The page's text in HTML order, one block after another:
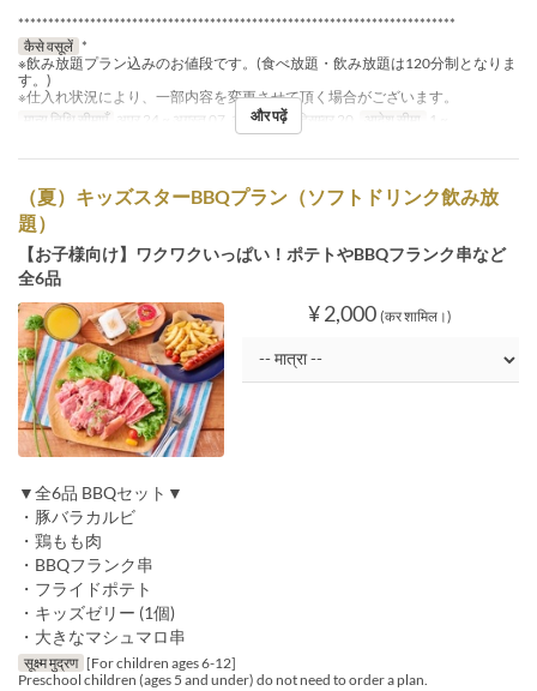
*************************************************************************
कैसे वसूलें *
※飲み放題プラン込みのお値段です。(食べ放題・飲み放題は120分制となりま
す。)
※仕入れ状況により、一部内容を変更させて頂く場合がございます。
मान्य तिथि सीमाएँ
अप्र 24 ~ अगस्त 07, अगस्त 17 ~ दिसम्बर 20 आदेश सीमा 1 ~
और पढ़ें
（夏）キッズスターBBQプラン（ソフトドリンク飲み放
題）
【お子様向け】ワクワクいっぱい！ポテトやBBQフランク串など
全6品
¥ 2,000 (कर शामिल।)
▼全6品 BBQセット▼
・豚バラカルビ
・鶏もも肉
・BBQフランク串
・フライドポテト
・キッズゼリー (1個)
・大きなマシュマロ串
सूक्ष्म मुद्रण [For children ages 6-12]
Preschool children (ages 5 and under) do not need to order a plan.